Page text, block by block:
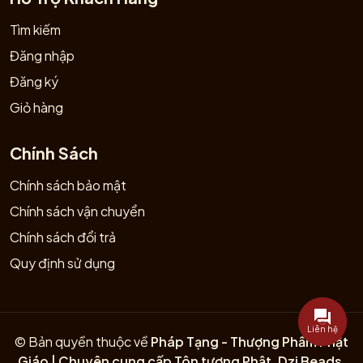
Tìm kiếm
Đăng nhập
Đăng ký
Giỏ hàng
Chính Sách
Chính sách bảo mật
Chính sách vận chuyển
Chính sách đổi trả
Quy định sử dụng
© Bản quyền thuộc về Pháp Tạng - Thượng Phẩm Phật
Liên hệ